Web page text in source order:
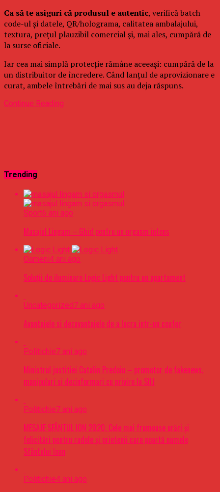
Ca să te asiguri că produsul e autentic, verifică batch
code-ul și datele, QR/holograma, calitatea ambalajului,
textura, prețul plauzibil comercial și, mai ales, cumpără de
la surse oficiale.
Iar cea mai simplă protecție rămâne aceeași: cumpără de la
un distribuitor de încredere. Când lanțul de aprovizionare e
curat, ambele întrebări de mai sus au deja răspuns.
Continue Reading
Trending
Sport6 ani ago
Masajul Lingam – Ghid pentru un orgasm intens
Oameni4 ani ago
Soluții de iluminare Logic Light pentru un apartament
Uncategorized7 ani ago
Avantajele si dezavantajele de a lucra intr-un coafor
Politichie7 ani ago
Ministrul justitiei Catalin Predoiu – promotor de fakenews,
manipulari si dezinformari cu privire la SIIJ
Politichie7 ani ago
MESAJE SFÂNTUL ION 2020. Cele mai frumoase urări şi
felicitări pentru rudele şi prietenii care poartă numele
Sfântului Ioan
Politichie4 ani ago